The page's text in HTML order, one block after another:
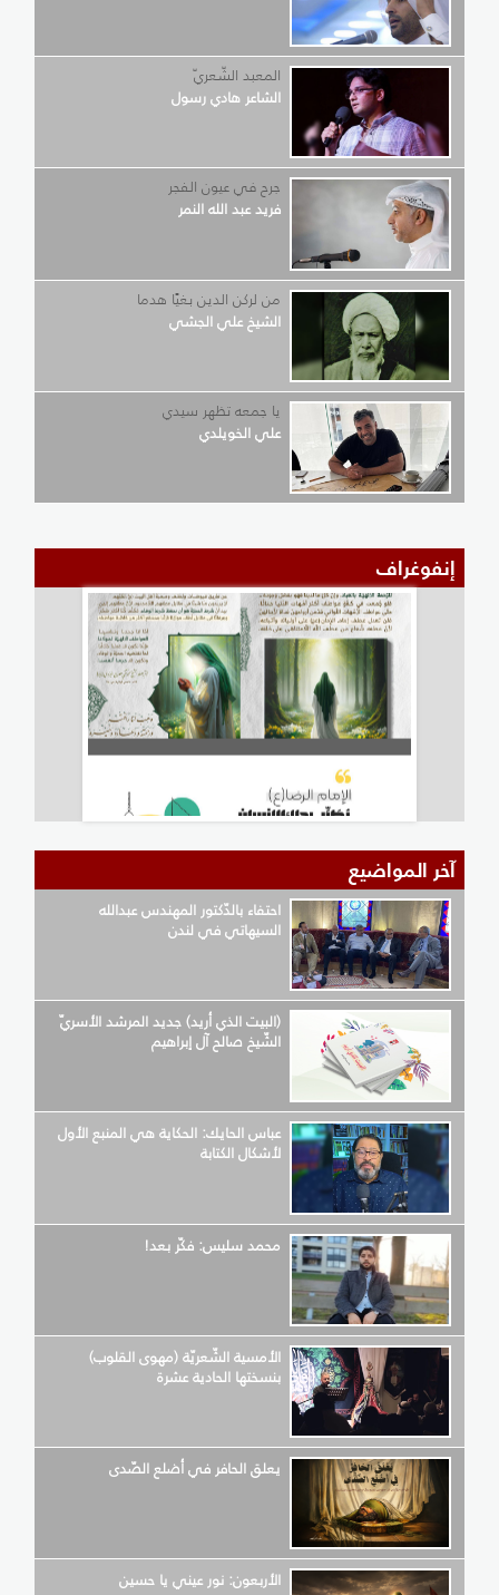
المعبد الشّعريّ
الشاعر هادي رسول
جرح في عيون الفجر
فريد عبد الله النمر
من لركن الدين بغيًا هدما
الشيخ علي الجشي
يا جمعه تظهر سيدي
علي الخويلدي
إنفوغراف
آخر المواضيع
احتفاء بالدّكتور المهندس عبدالله
السيهاتي في لندن
(البيت الذي أريد) جديد المرشد الأسريّ
الشّيخ صالح آل إبراهيم
عباس الحايك: الحكاية هي المنبع الأول
لأشكال الكتابة
محمد سليس: فكّر بعد!
الأمسية الشّعريّة (مهوى القلوب)
بنسختها الحادية عشرة
يعلق الحافر في أضلع الصّدى
الأربعون: نور عيني يا حسين